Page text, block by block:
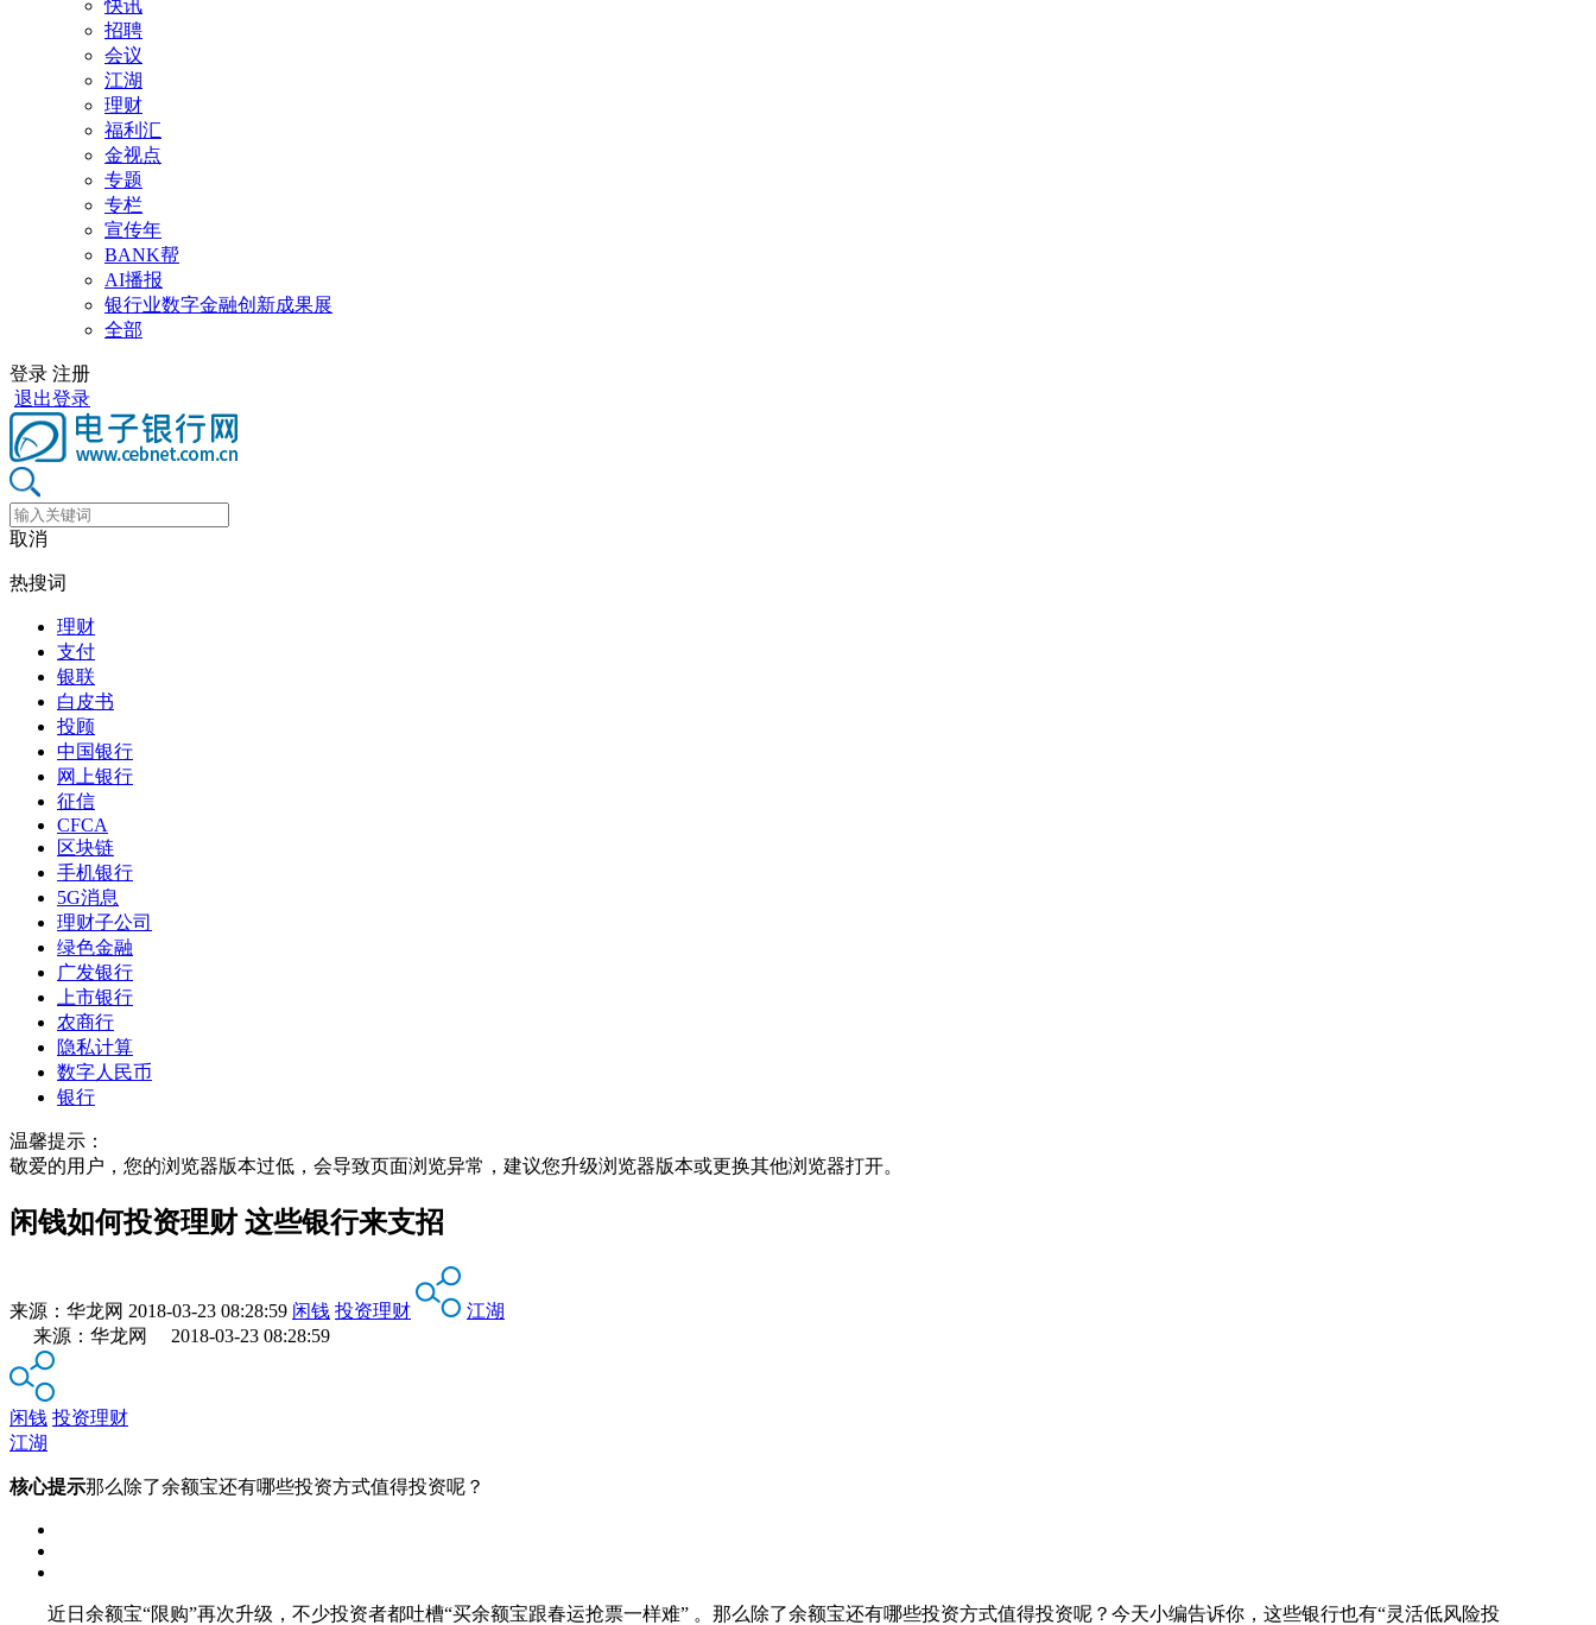
快讯
招聘
会议
江湖
理财
福利汇
金视点
专题
专栏
宣传年
BANK帮
AI播报
银行业数字金融创新成果展
全部
登录 注册
退出登录
取消
热搜词
理财
支付
银联
白皮书
投顾
中国银行
网上银行
征信
CFCA
区块链
手机银行
5G消息
理财子公司
绿色金融
广发银行
上市银行
农商行
隐私计算
数字人民币
银行
温馨提示：
敬爱的用户，您的浏览器版本过低，会导致页面浏览异常，建议您升级浏览器版本或更换其他浏览器打开。
闲钱如何投资理财 这些银行来支招
来源： 华龙网 2018-03-23 08:28:59 闲钱 投资理财
江湖
来源：华龙网 2018-03-23 08:28:59
闲钱 投资理财
江湖
核心提示那么除了余额宝还有哪些投资方式值得投资呢？
近日余额宝“限购”再次升级，不少投资者都吐槽“买余额宝跟春运抢票一样难” 。那么除了余额宝还有哪些投资方式值得投资呢？今天小编告诉你，这些银行也有“灵活低风险投